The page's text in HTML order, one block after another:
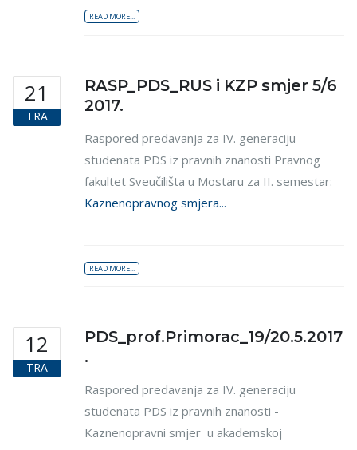
READ MORE...
21
TRA
RASP_PDS_RUS i KZP smjer 5/6
2017.
Raspored predavanja za IV. generaciju
studenata PDS iz pravnih znanosti Pravnog
fakultet Sveučilišta u Mostaru za II. semestar:
Kaznenopravnog smjera...
READ MORE...
12
TRA
PDS_prof.Primorac_19/20.5.2017
.
Raspored predavanja za IV. generaciju
studenata PDS iz pravnih znanosti -
Kaznenopravni smjer u akademskoj